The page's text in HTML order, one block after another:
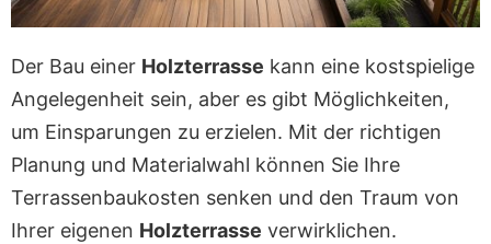
Der Bau einer Holzterrasse kann eine kostspielige
Angelegenheit sein, aber es gibt Möglichkeiten,
um Einsparungen zu erzielen. Mit der richtigen
Planung und Materialwahl können Sie Ihre
Terrassenbaukosten senken und den Traum von
Ihrer eigenen Holzterrasse verwirklichen.